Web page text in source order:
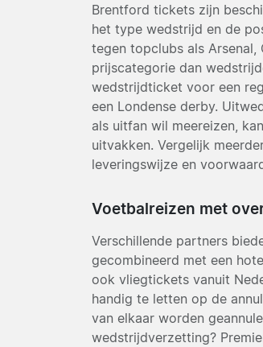
Brentford tickets zijn
het type wedstrijd en de
tegen topclubs als Arsenal,
prijscategorie dan
wedstrijdticket voor een
een Londense derby.
als uitfan wil meereizen,
uitvakken. Vergelijk
leveringswijze en
Voetbalreizen met
Verschillende partners
gecombineerd met een
ook vliegtickets vanuit
handig te letten op de
van elkaar worden
wedstrijdverzetting?